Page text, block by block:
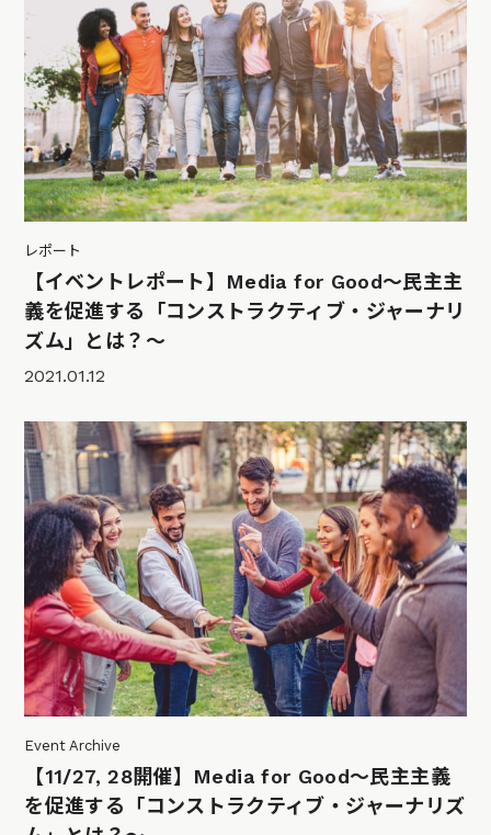
レポート
【イベントレポート】Media for Good～民主主
義を促進する「コンストラクティブ・ジャーナリ
ズム」とは？～
2021.01.12
Event Archive
【11/27, 28開催】Media for Good～民主主義
を促進する「コンストラクティブ・ジャーナリズ